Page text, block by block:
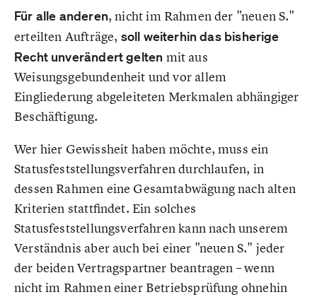
Für alle anderen, nicht im Rahmen der "neuen S."
erteilten Aufträge, soll weiterhin das bisherige
Recht unverändert gelten mit aus
Weisungsgebundenheit und vor allem
Eingliederung abgeleiteten Merkmalen abhängiger
Beschäftigung.
Wer hier Gewissheit haben möchte, muss ein
Statusfeststellungsverfahren durchlaufen, in
dessen Rahmen eine Gesamtabwägung nach alten
Kriterien stattfindet. Ein solches
Statusfeststellungsverfahren kann nach unserem
Verständnis aber auch bei einer "neuen S." jeder
der beiden Vertragspartner beantragen – wenn
nicht im Rahmen einer Betriebsprüfung ohnehin